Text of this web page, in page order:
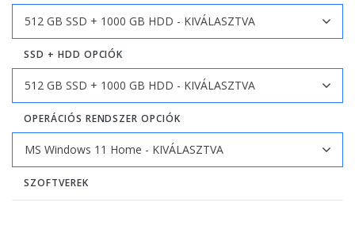
SSD + HDD OPCIÓK
OPERÁCIÓS RENDSZER OPCIÓK
SZOFTVEREK